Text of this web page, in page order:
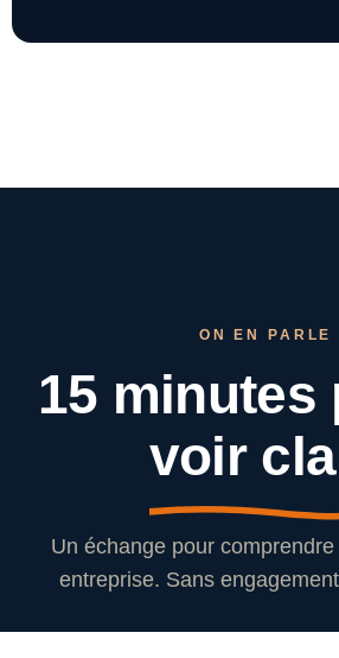
ON EN PARLE
15 minutes
voir
Un échange pour
entreprise. Sans